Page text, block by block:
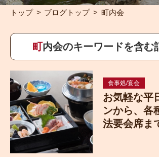
トップ ブログトップ 町内会
町内会のキーワードを含
食事処/宴会
お気軽な平
ンから、各
法要会席ま